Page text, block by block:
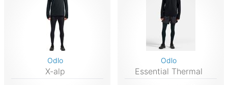
Odlo
X-alp
Odlo
Essential Thermal